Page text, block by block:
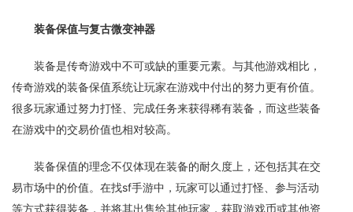
装备保值与复古微变神器
装备是传奇游戏中不可或缺的重要元素。与其他游戏相比，
传奇游戏的装备保值系统让玩家在游戏中付出的努力更有价值。
很多玩家通过努力打怪、完成任务来获得稀有装备，而这些装备
在游戏中的交易价值也相对较高。
装备保值的理念不仅体现在装备的耐久度上，还包括其在交
易市场中的价值。在找sf手游中，玩家可以通过打怪、参与活动
等方式获得装备，并将其出售给其他玩家，获取游戏币或其他资